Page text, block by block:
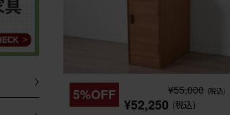
5%OFF ¥55,000 (税込)
¥52,250 (税込)